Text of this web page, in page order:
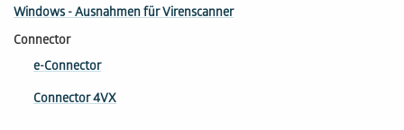
Windows - Ausnahmen für Virenscanner
Connector
e-Connector
Connector 4VX